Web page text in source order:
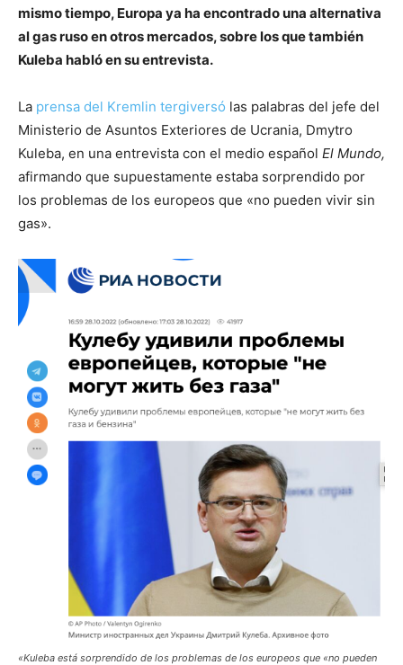
mismo tiempo, Europa ya ha encontrado una alternativa
al gas ruso en otros mercados, sobre los que también
Kuleba habló en su entrevista.
La prensa del Kremlin tergiversó las palabras del jefe del
Ministerio de Asuntos Exteriores de Ucrania, Dmytro
Kuleba, en una entrevista con el medio español El Mundo,
afirmando que supuestamente estaba sorprendido por
los problemas de los europeos que «no pueden vivir sin
gas».
«Kuleba está sorprendido de los problemas de los europeos que «no pueden